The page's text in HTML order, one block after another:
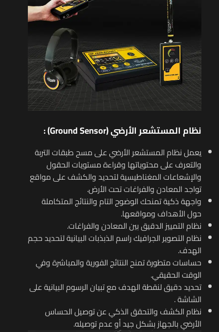
نظام المستشعر الأرضي (Ground Sensor
) :
يعمل نظام المستشعر الأرضي على مسح طبقات التربة
والتعرف على محتوياتها وقراءة مستويات الحقول
والإشعاعات المغناطيسية لتحديد والكشف على مواقع
تواجد المعادن والفراغات تحت الأرض.
واجهة ذكية تمنحك الوضوح التام والنتائج المتكاملة
حول الأهداف ومواقعها.
نظام التمييز الدقيق بين المعادن والفراغات.
نظام التصوير الجرافيك راسم الذبذبات البيانية لتحديد حجم
الهدف.
حساسات متطورة تمنح النتائج الفورية والمباشرة وفي
الوقت الحقيقي.
تحديد دقيق لنقطة الهدف مع تبيان الرسوم البيانية على
الشاشة .
نظام الكشف والتحقق الذكي عن توصيل الحساس
الأرضي بالجهاز بشكل جيد أو عدم توصيله.